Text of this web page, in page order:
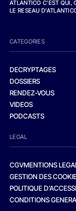
ATLANTICO C'EST QUI,
LE RESEAU
CATEGORIES
DECRYPTAGES
DOSSIERS
RENDEZ-VOUS
VIDEOS
PODCASTS
LEGAL
CGVMENTIONS
GESTION DES
POLITIQUE
CONDITIONS